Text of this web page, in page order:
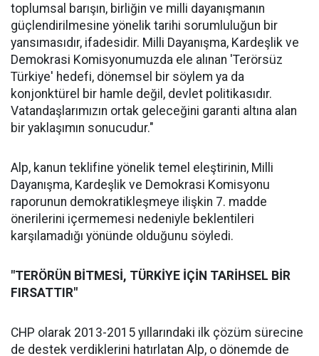
toplumsal barışın, birliğin ve milli dayanışmanın
güçlendirilmesine yönelik tarihi sorumluluğun bir
yansımasıdır, ifadesidir. Milli Dayanışma, Kardeşlik ve
Demokrasi Komisyonumuzda ele alınan 'Terörsüz
Türkiye' hedefi, dönemsel bir söylem ya da
konjonktürel bir hamle değil, devlet politikasıdır.
Vatandaşlarımızın ortak geleceğini garanti altına alan
bir yaklaşımın sonucudur."
Alp, kanun teklifine yönelik temel eleştirinin, Milli
Dayanışma, Kardeşlik ve Demokrasi Komisyonu
raporunun demokratikleşmeye ilişkin 7. madde
önerilerini içermemesi nedeniyle beklentileri
karşılamadığı yönünde olduğunu söyledi.
"TERÖRÜN BİTMESİ, TÜRKİYE İÇİN TARİHSEL BİR
FIRSATTIR"
CHP olarak 2013-2015 yıllarındaki ilk çözüm sürecine
de destek verdiklerini hatırlatan Alp, o dönemde de